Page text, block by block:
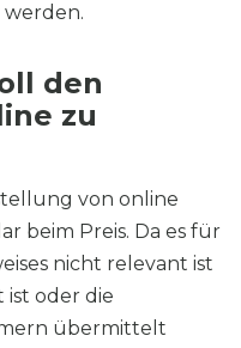
den
zu
von online
beim Preis. Da es für
nicht relevant ist
oder die
übermittelt